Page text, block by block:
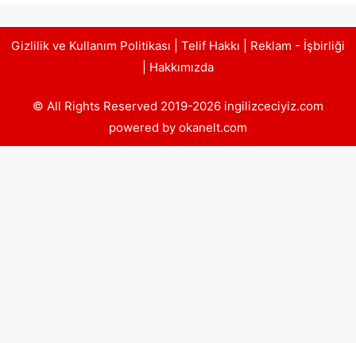
Gizlilik ve Kullanım Politikası Telif Hakkı
Reklam - İşbirliği
Hakkımızda
© All Rights Reserved 2019-2026 ingilizceciyiz.com
powered by okanelt.com